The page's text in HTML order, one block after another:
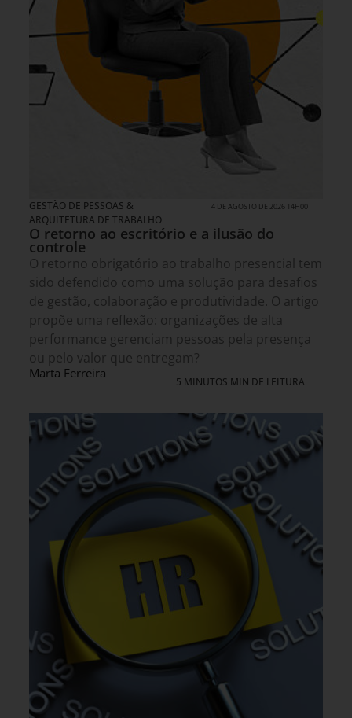
GESTÃO DE PESSOAS &
ARQUITETURA DE TRABALHO
4 DE AGOSTO DE 2026 14H00
O retorno ao escritório e a ilusão do
controle
O retorno obrigatório ao trabalho presencial tem
sido defendido como uma solução para desafios
de gestão, colaboração e produtividade. O artigo
propõe uma reflexão: organizações de alta
performance gerenciam pessoas pela presença
ou pelo valor que entregam?
Marta Ferreira
5 MINUTOS MIN DE LEITURA